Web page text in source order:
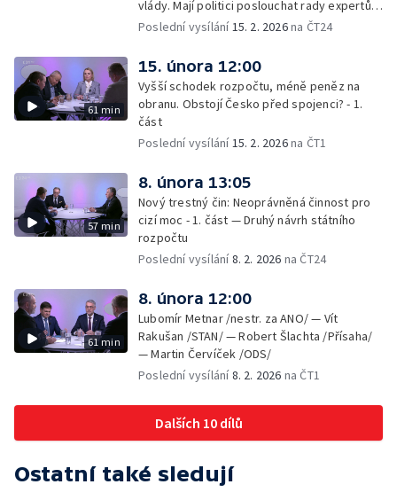
vlády. Mají politici poslouchat rady expertů,
nebo mají svou hlavu?
Poslední vysílání15. 2. 2026na ČT24
61 min
15. února 12:00
Vyšší schodek rozpočtu, méně peněz na
obranu. Obstojí Česko před spojenci? - 1.
část
Poslední vysílání15. 2. 2026na ČT1
57 min
8. února 13:05
Nový trestný čin: Neoprávněná činnost pro
cizí moc - 1. část — Druhý návrh státního
rozpočtu
Poslední vysílání8. 2. 2026 na ČT24
61 min
8. února 12:00
Lubomír Metnar /nestr. za ANO/ — Vít
Rakušan /STAN/ — Robert Šlachta /Přísaha/
— Martin Červíček /ODS/
Poslední vysílání8. 2. 2026 na ČT1
Dalších 10 dílů
Ostatní také sledují